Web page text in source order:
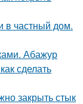
в частный дом.
Абажур
сделать
закрыть стык